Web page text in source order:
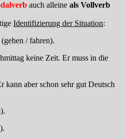
auch alleine als Vollverb
Identifizierung der Situation:
(gehen / fahren).
keine Zeit. Er muss in die
kann aber schon sehr gut Deutsch